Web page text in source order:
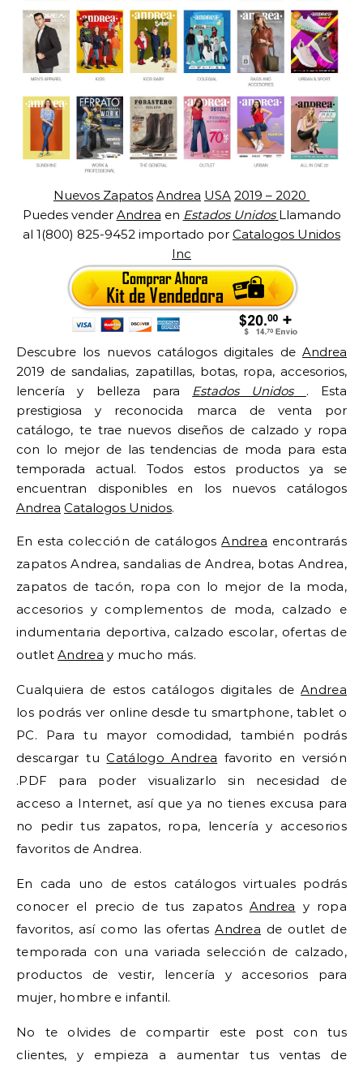
Nuevos Zapatos Andrea USA 2019 – 2020
Puedes vender Andrea en Estados Unidos Llamando
al 1(800) 825-9452 importado por Catalogos Unidos
Inc
Descubre los nuevos catálogos digitales de Andrea
2019 de sandalias, zapatillas, botas, ropa, accesorios,
lencería y belleza para Estados Unidos
. Esta
prestigiosa y reconocida marca de venta por
catálogo, te trae nuevos diseños de calzado y ropa
con lo mejor de las tendencias de moda para esta
temporada actual. Todos estos productos ya se
encuentran disponibles en los nuevos catálogos
Andrea Catalogos Unidos.
En esta colección de catálogosAndrea encontrarás
zapatos Andrea, sandalias de Andrea, botas Andrea,
zapatos de tacón, ropa con lo mejor de la moda,
accesorios y complementos de moda, calzado e
indumentaria deportiva, calzado escolar, ofertas de
outletAndrea y mucho más.
Cualquiera de estos catálogos digitales deAndrea
los podrás ver online desde tu smartphone, tablet o
PC. Para tu mayor comodidad, también podrás
descargar tuCatálogoAndrea favorito en versión
.PDF para poder visualizarlo sin necesidad de
acceso a Internet, así que ya no tienes excusa para
no pedir tus zapatos, ropa, lencería y accesorios
favoritos de Andrea.
En cada uno de estos catálogos virtuales podrás
conocer el precio de tus zapatos Andrea y ropa
favoritos, así como las ofertasAndrea de outlet de
temporada con una variada selección de calzado,
productos de vestir, lencería y accesorios para
mujer, hombre e infantil.
No te olvides de compartir este post con tus
clientes, y empieza a aumentar tus ventas de